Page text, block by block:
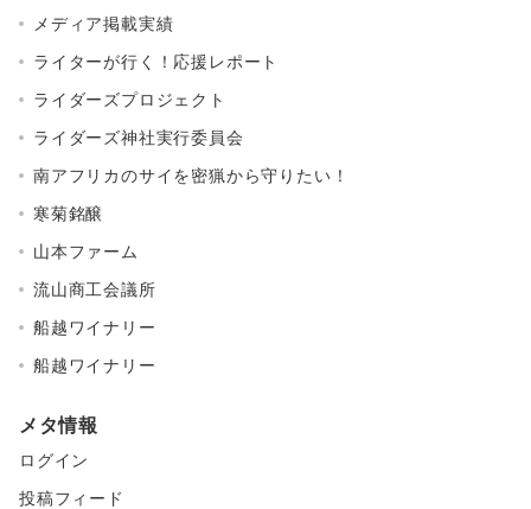
メディア掲載実績
ライターが行く！応援レポート
ライダーズプロジェクト
ライダーズ神社実行委員会
南アフリカのサイを密猟から守りたい！
寒菊銘醸
山本ファーム
流山商工会議所
船越ワイナリー
船越ワイナリー
メタ情報
ログイン
投稿フィード